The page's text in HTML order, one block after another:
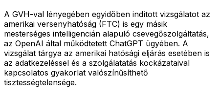
A GVH-val lényegében egyidőben indított vizsgálatot az
amerikai versenyhatóság (FTC) is egy másik
mesterséges intelligencián alapuló csevegőszolgáltatás,
az OpenAI által működtetett ChatGPT ügyében. A
vizsgálat tárgya az amerikai hatósági eljárás esetében is
az adatkezeléssel és a szolgálatatás kockázataival
kapcsolatos gyakorlat valószínűsíthető
tisztességtelensége.